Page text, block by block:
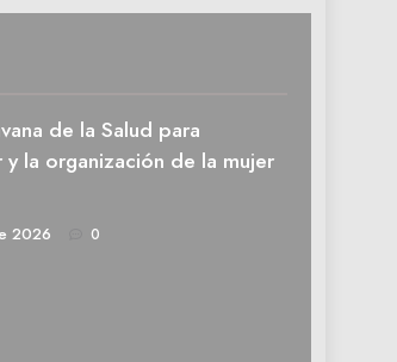
de la Salud para
la organización de la mujer
2026 0